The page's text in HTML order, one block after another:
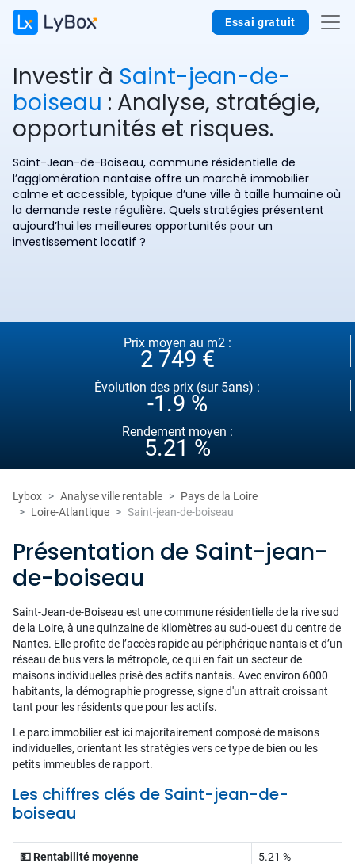
Essai gratuit
Investir à Saint-jean-de-
boiseau : Analyse, stratégie,
opportunités et risques.
Saint-Jean-de-Boiseau, commune résidentielle de
l’agglomération nantaise offre un marché immobilier
calme et accessible, typique d’une ville à taille humaine où
la demande reste régulière. Quels stratégies présentent
aujourd’hui les meilleures opportunités pour un
investissement locatif ?
Prix moyen au m2 :
2 749 €
Évolution des prix (sur 5ans) :
-1.9 %
Rendement moyen :
5.21 %
Lybox Analyse ville rentable
Pays de la Loire
Loire-Atlantique
Saint-jean-de-boiseau
Présentation de Saint-jean-
de-boiseau
Saint-Jean-de-Boiseau est une commune résidentielle de la rive sud
de la Loire, à une quinzaine de kilomètres au sud-ouest du centre de
Nantes. Elle profite de l’accès rapide au périphérique nantais et d’un
réseau de bus vers la métropole, ce qui en fait un secteur de
maisons individuelles prisé des actifs nantais. Avec environ 6000
habitants, la démographie progresse, signe d'un attrait croissant
tant pour les résidents que pour les actifs.
Le parc immobilier est ici majoritairement composé de maisons
individuelles, orientant les stratégies vers ce type de bien ou les
petits immeubles de rapport.
Les chiffres clés de Saint-jean-de-
boiseau
💵 Rentabilité moyenne 5.21 %